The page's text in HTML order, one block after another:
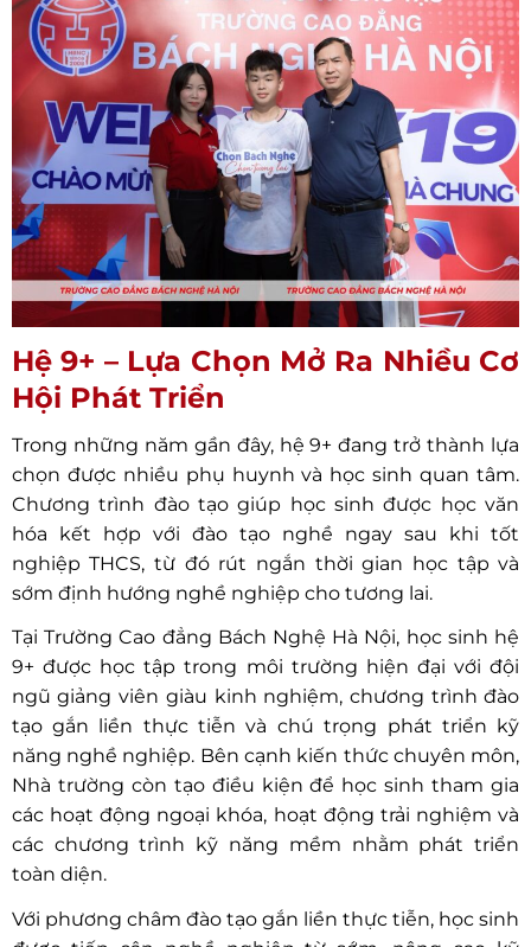
Hệ 9+ – Lựa Chọn Mở Ra Nhiều Cơ
Hội Phát Triển
Trong những năm gần đây, hệ 9+ đang trở thành lựa
chọn được nhiều phụ huynh và học sinh quan tâm.
Chương trình đào tạo giúp học sinh được học văn
hóa kết hợp với đào tạo nghề ngay sau khi tốt
nghiệp THCS, từ đó rút ngắn thời gian học tập và
sớm định hướng nghề nghiệp cho tương lai.
Tại Trường Cao đẳng Bách Nghệ Hà Nội, học sinh hệ
9+ được học tập trong môi trường hiện đại với đội
ngũ giảng viên giàu kinh nghiệm, chương trình đào
tạo gắn liền thực tiễn và chú trọng phát triển kỹ
năng nghề nghiệp. Bên cạnh kiến thức chuyên môn,
Nhà trường còn tạo điều kiện để học sinh tham gia
các hoạt động ngoại khóa, hoạt động trải nghiệm và
các chương trình kỹ năng mềm nhằm phát triển
toàn diện.
Với phương châm đào tạo gắn liền thực tiễn, học sinh